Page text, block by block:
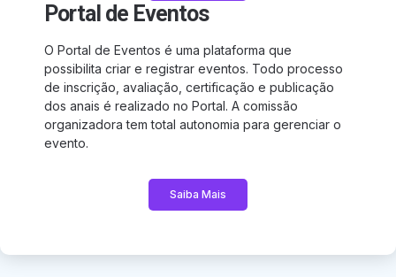
Portal de Eventos
O Portal de Eventos é uma plataforma que
possibilita criar e registrar eventos. Todo processo
de inscrição, avaliação, certificação e publicação
dos anais é realizado no Portal. A comissão
organizadora tem total autonomia para gerenciar o
evento.
Saiba Mais